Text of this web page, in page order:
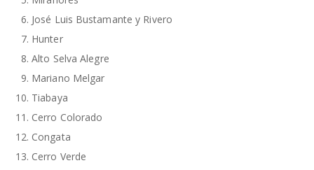
José Luis Bustamante y Rivero
Hunter
Alto Selva Alegre
Mariano Melgar
Tiabaya
Cerro Colorado
Congata
Cerro Verde